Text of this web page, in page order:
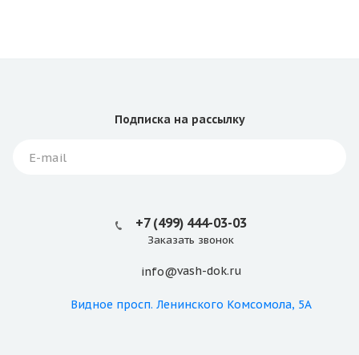
Подписка на рассылку
+7 (499) 444-03-03
Заказать звонок
info@vash-dok.ru
Видное просп. Ленинского Комсомола, 5А